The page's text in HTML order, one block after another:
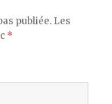
publiée. Les
*